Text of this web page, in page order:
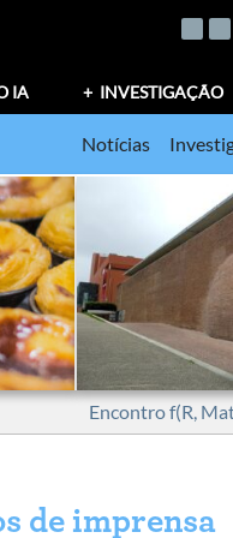
IA INVESTIGAÇÃO
Notícias
Encontro f(R,
de imprensa